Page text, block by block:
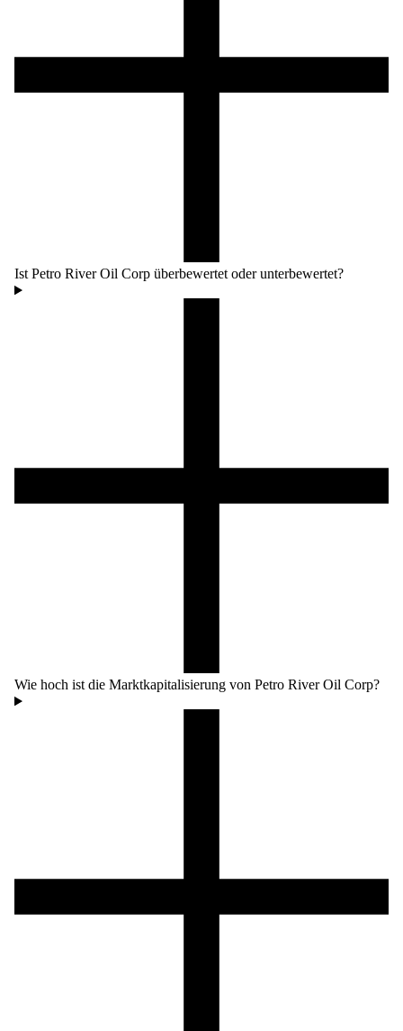
Ist Petro River Oil Corp überbewertet oder unterbewertet?
Wie hoch ist die Marktkapitalisierung von Petro River Oil Corp?